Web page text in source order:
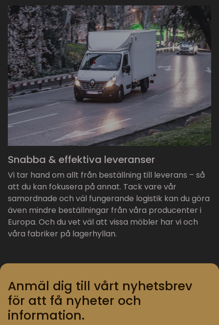
Snabba & effektiva leveranser
Vi tar hand om allt från beställning till leverans – så
att du kan fokusera på annat. Tack vare vår
samordnade och väl fungerande logistik kan du göra
även mindre beställningar från våra producenter i
Europa. Och du vet väl att vissa möbler har vi och
våra fabriker på lagerhyllan.
Anmäl dig till vårt nyhetsbrev
för att få nyheter och
information.